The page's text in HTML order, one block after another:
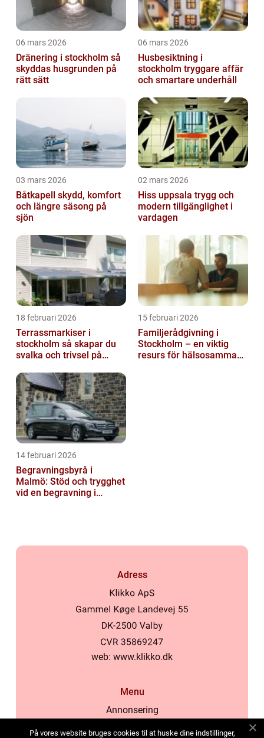
06 mars 2026
Dränering i stockholm så
skyddas husgrunden på
rätt sätt
06 mars 2026
Husbesiktning i
stockholm tryggare affär
och smartare underhåll
03 mars 2026
Båtkapell skydd, komfort
och längre säsong på
sjön
02 mars 2026
Hiss uppsala trygg och
modern tillgänglighet i
vardagen
18 februari 2026
Terrassmarkiser i
stockholm så skapar du
svalka och trivsel på
15 februari 2026
Familjerådgivning i
Stockholm – en viktig
resurs för hälsosamma
14 februari 2026
Begravningsbyrå i
Malmö: Stöd och trygghet
vid en begravning i
Adress
web: www.klikko.dk
Menu
Annonsering
På vores website bruges cookies til at huske dine indstillinger,